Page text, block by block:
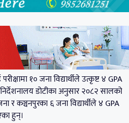
१० जना विद्यार्थीले उत्कृष्ट ४ GPA
डोटीका अनुसार २०८२ सालको
र कञ्चनपुरका ६ जना विद्यार्थीले ४ GPA
हुन्।